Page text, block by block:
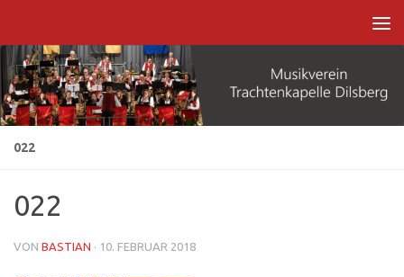
022
022
VON BASTIAN · 10. FEBRUAR 2018